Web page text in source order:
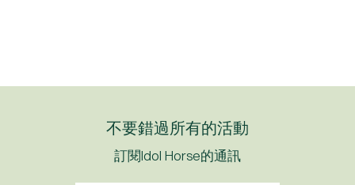
不要錯過所有的活動
訂閱Idol Horse的通訊